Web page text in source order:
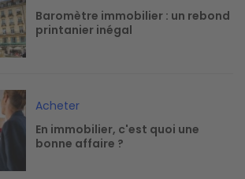
Baromètre immobilier : un rebond
printanier inégal
Acheter
En immobilier, c'est quoi une
bonne affaire ?